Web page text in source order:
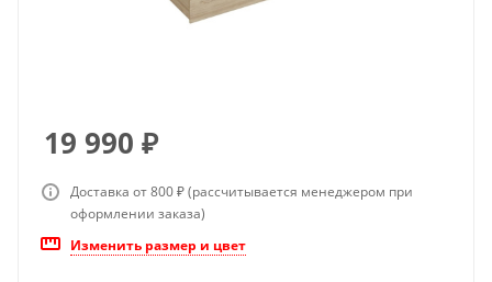
19 990 ₽
Доставка от 800 ₽ (рассчитывается менеджером при
оформлении заказа)
Изменить размер и цвет